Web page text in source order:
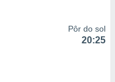
Pôr do sol
20:25